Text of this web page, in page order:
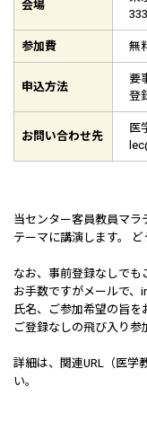
会場
参加費 無
申込方法
要
登
お問い合わせ先
医
当センター客員教員マラ
テーマに講演します。 ど
なお、事前登録なしでも
お手数ですがメールで
氏名、ご参加希望の旨を
ご登録なしの飛び入り参
詳細は、関連URL（医学
い。